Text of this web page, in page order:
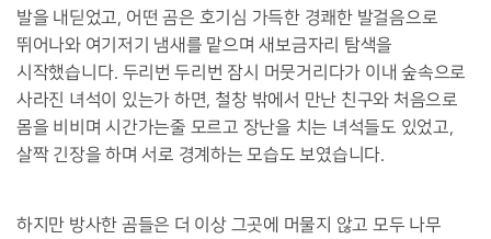
발을 내딛었고, 어떤 곰은 호기심 가득한 경쾌한 발걸음으로
뛰어나와 여기저기 냄새를 맡으며 새보금자리 탐색을
시작했습니다. 두리번 두리번 잠시 머뭇거리다가 이내 숲속으로
사라진 녀석이 있는가 하면, 철창 밖에서 만난 친구와 처음으로
몸을 비비며 시간가는줄 모르고 장난을 치는 녀석들도 있었고,
살짝 긴장을 하며 서로 경계하는 모습도 보였습니다.
하지만 방사한 곰들은 더 이상 그곳에 머물지 않고 모두 나무